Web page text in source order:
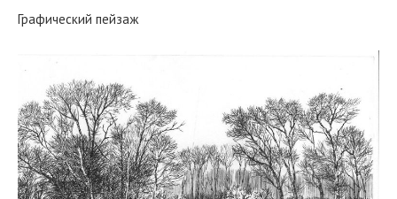
Графический пейзаж